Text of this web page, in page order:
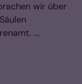
wir über
...